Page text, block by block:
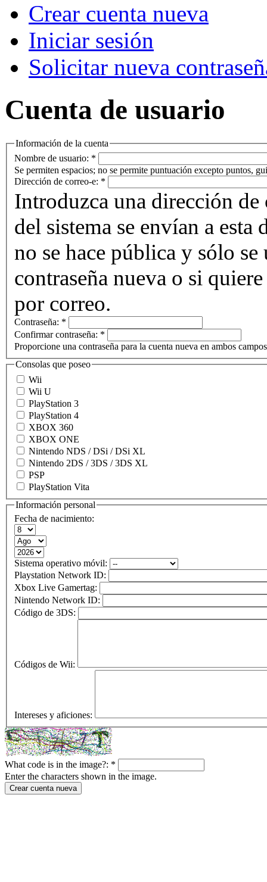
Crear cuenta nueva
Iniciar sesión
Solicitar nueva
Cuenta de usuario
Información de la cuenta
Nombre de usuario: *
Se permiten espacios; no se permite puntuación excepto puntos,
Dirección de correo-e: *
Introduzca una dirección
del sistema se envían a
no se hace pública y sólo
contraseña nueva o si
por correo.
Contraseña: *
Confirmar contraseña: *
Proporcione una contraseña para la cuenta nueva en ambos
Consolas que poseo
Wii
Wii U
PlayStation 3
PlayStation 4
XBOX 360
XBOX ONE
Nintendo NDS / DSi / DSi XL
Nintendo 2DS / 3DS / 3DS XL
PSP
PlayStation Vita
Información personal
Fecha de nacimiento:
Sistema operativo móvil:
Playstation Network ID:
Xbox Live Gamertag:
Nintendo Network ID:
Código de 3DS:
Códigos de Wii:
Intereses y aficiones:
What code is in the image?: *
Enter the characters shown in the image.